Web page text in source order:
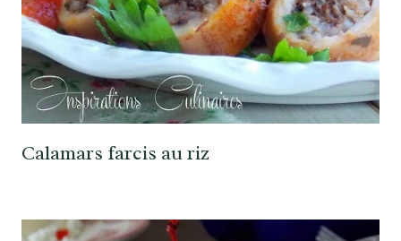
Calamars farcis au riz